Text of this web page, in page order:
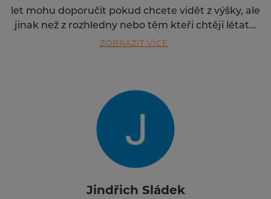
let mohu doporučit pokud chcete vidět z výšky, ale
jinak než z rozhledny nebo těm kteři chtěji létat...
ZOBRAZIT VÍCE
Jindřich Sládek